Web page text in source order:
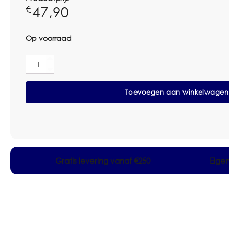
€47,90
Op voorraad
Greenspeed
Twist
Mop
30cm
Toevoegen aan winkelwagen
Gratis levering vanaf €250